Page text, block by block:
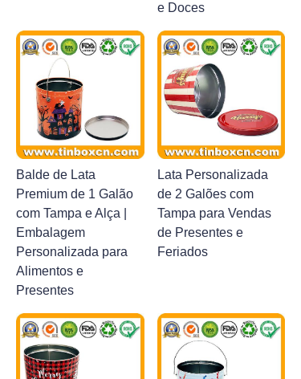
e Doces
Balde de Lata
Premium de 1 Galão
com Tampa e Alça |
Embalagem
Personalizada para
Alimentos e
Presentes
Lata Personalizada
de 2 Galões com
Tampa para Vendas
de Presentes e
Feriados